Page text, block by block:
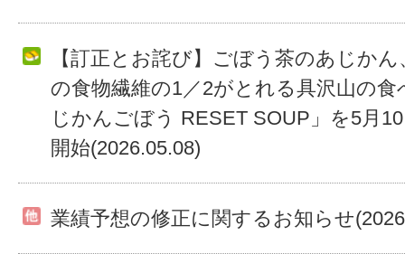
【訂正とお詫び】ごぼう茶のあじか
の食物繊維の1／2がとれる具沢山の
じかんごぼう RESET SOUP」を5月
開始(2026.05.08)
業績予想の修正に関するお知らせ